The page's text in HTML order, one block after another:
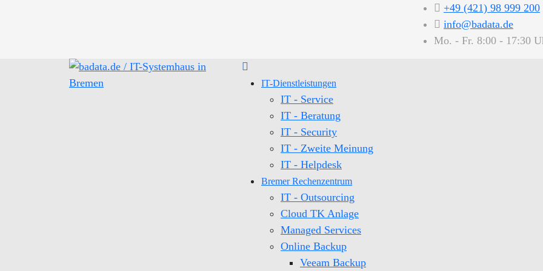
+49 (421) 98 999 200
info@badata.de
Mo. - Fr. 8:00 - 17:30
IT-Dienstleistungen
IT - Service
IT - Beratung
IT - Security
IT - Zweite Meinung
IT - Helpdesk
Bremer Rechenzentrum
IT - Outsourcing
Cloud TK Anlage
Managed Services
Online Backup
Veeam Backup